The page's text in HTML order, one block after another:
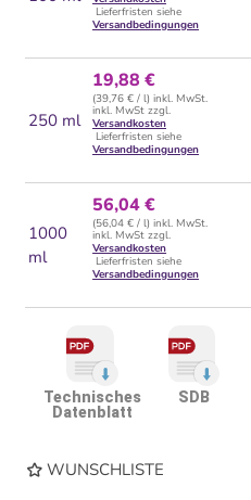
Lieferfristen siehe
Versandbedingungen
250 ml
19,88 €
(39,76 € / l) inkl. MwSt.
inkl. MwSt zzgl.
Versandkosten
Lieferfristen siehe
Versandbedingungen
1000
ml
56,04 €
(56,04 € / l) inkl. MwSt.
inkl. MwSt zzgl.
Versandkosten
Lieferfristen siehe
Versandbedingungen
Technisches
Datenblatt
SDB
WUNSCHLISTE